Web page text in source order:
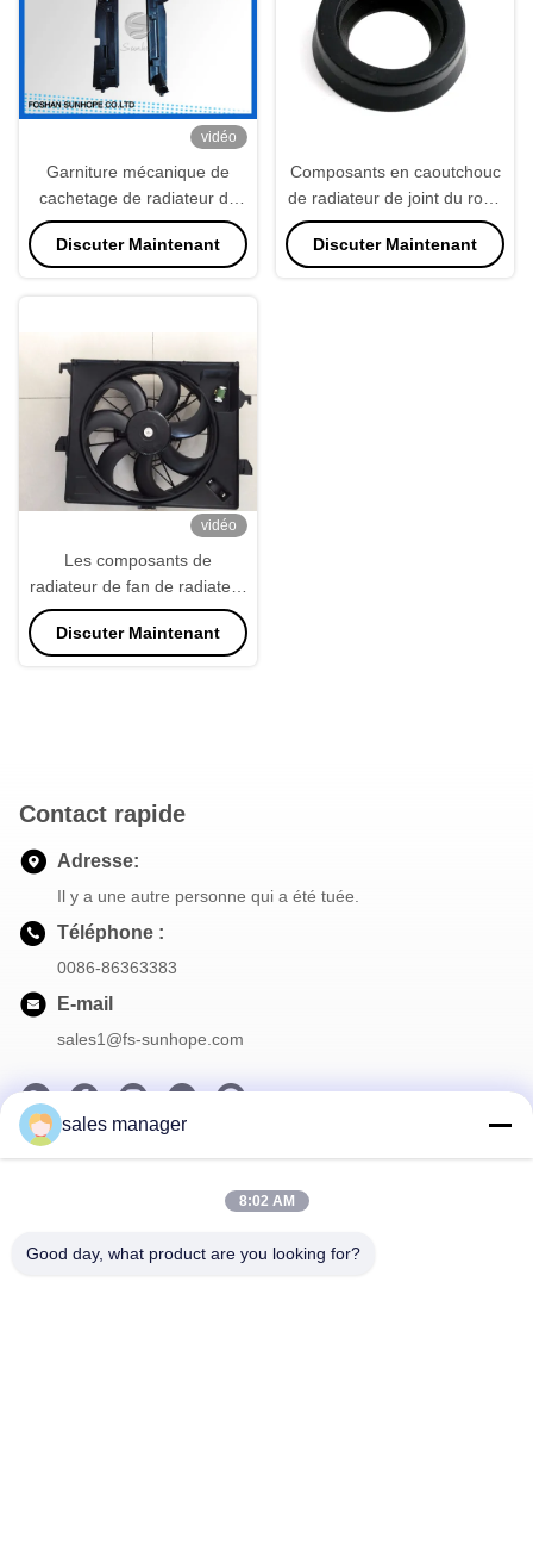
vidéo
Garniture mécanique de
cachetage de radiateur de
réservoir en plastique
AUTOMATIQUE de radiateur
Discuter Maintenant
Composants en caoutchouc
de radiateur de joint du rond
ISO9001 imperméable
Discuter Maintenant
vidéo
Les composants de
radiateur de fan de radiateur
de la voiture PA66 ajustent la
forme
Discuter Maintenant
Contact rapide
Adresse:
Il y a une autre personne qui a été tuée.
Téléphone :
0086-86363383
E-mail
sales1@fs-sunhope.com
Notre Newsletter
Abonnez-vous à notre newsletter pour des réductions et plus
sales manager
8:02 AM
Good day, what product are you looking for?